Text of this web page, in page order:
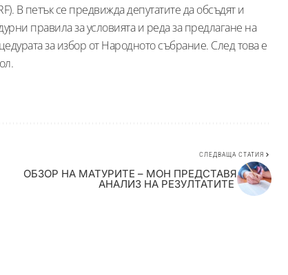
В петък се предвижда депутатите да обсъдят и
правила за условията и реда за предлагане на
за избор от Народното събрание. След това е
СЛЕДВАЩА СТАТИЯ
ОБЗОР НА МАТУРИТЕ – МОН ПРЕДСТАВЯ
АНАЛИЗ НА РЕЗУЛТАТИТЕ